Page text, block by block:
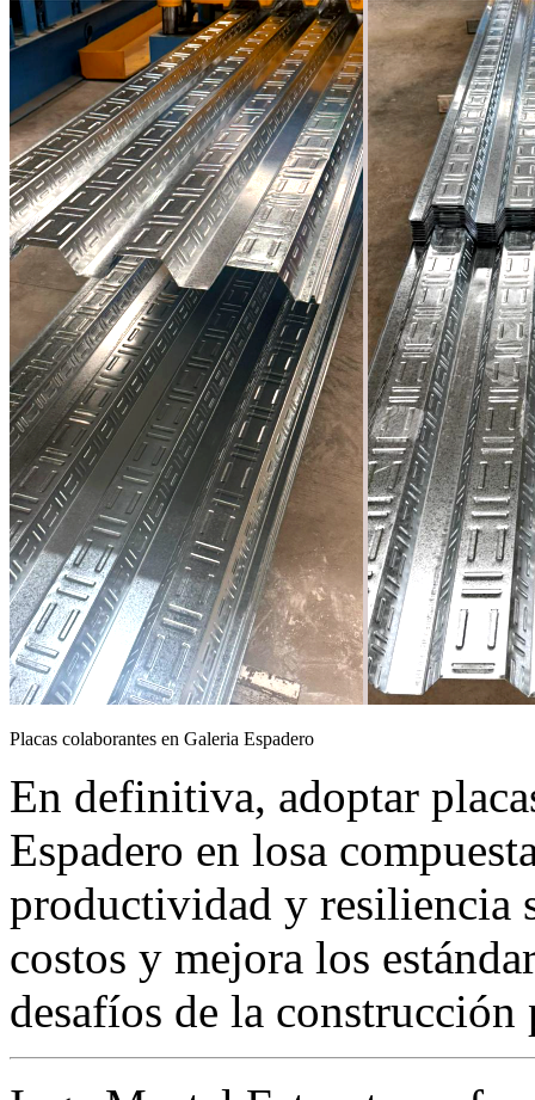
Placas colaborantes en Galeria Espadero
En definitiva, adoptar
Espadero en losa
productividad y resiliencia
costos y mejora los
desafíos de la